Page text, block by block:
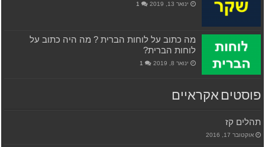
ינואר 13, 2019 1
מה כתוב על לוחות הברית ? מה היה כתוב על
לוחות הברית?
ינואר 8, 2019 1
פוסטים אקראיים
תהלים קז
אוקטובר 17, 2016